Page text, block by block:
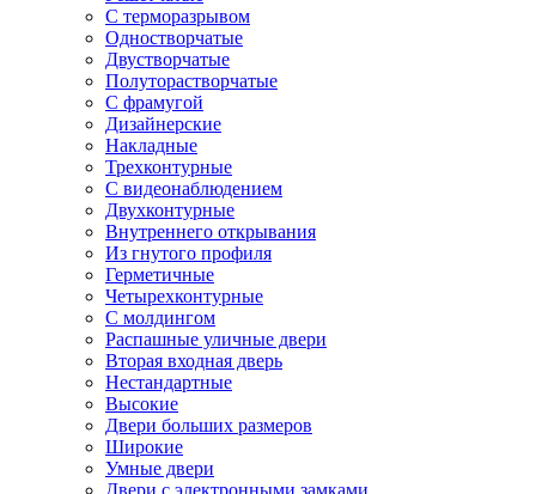
С терморазрывом
Одностворчатые
Двустворчатые
Полуторастворчатые
С фрамугой
Дизайнерские
Накладные
Трехконтурные
С видеонаблюдением
Двухконтурные
Внутреннего открывания
Из гнутого профиля
Герметичные
Четырехконтурные
С молдингом
Распашные уличные двери
Вторая входная дверь
Нестандартные
Высокие
Двери больших размеров
Широкие
Умные двери